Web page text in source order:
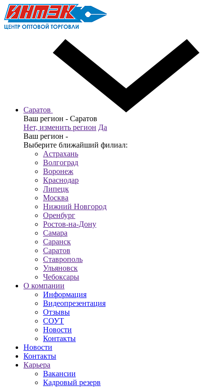
Саратов
Ваш регион - Саратов
Нет, изменить регион Да
Ваш регион -
Выберите ближайший филиал:
Астрахань
Волгоград
Воронеж
Краснодар
Липецк
Москва
Нижний Новгород
Оренбург
Ростов-на-Дону
Самара
Саранск
Саратов
Ставрополь
Ульяновск
Чебоксары
О компании
Информация
Видеопрезентация
Отзывы
СОУТ
Новости
Контакты
Новости
Контакты
Карьера
Вакансии
Кадровый резерв